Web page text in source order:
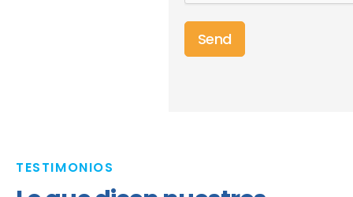
Send
TESTIMONIOS